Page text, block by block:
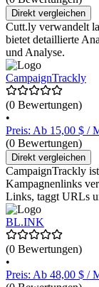
Direkt vergleichen
Cutt.ly verwandelt
bietet detaillierte
und Analyse.
CampaignTrackly
(0 Bewertungen)
•
Preis: Ab 15,00 $ /
(0 Bewertungen)
Direkt vergleichen
CampaignTrackly
Kampagnenlinks
Links, taggt URLs
BL.INK
(0 Bewertungen)
•
Preis: Ab 48,00 $ /